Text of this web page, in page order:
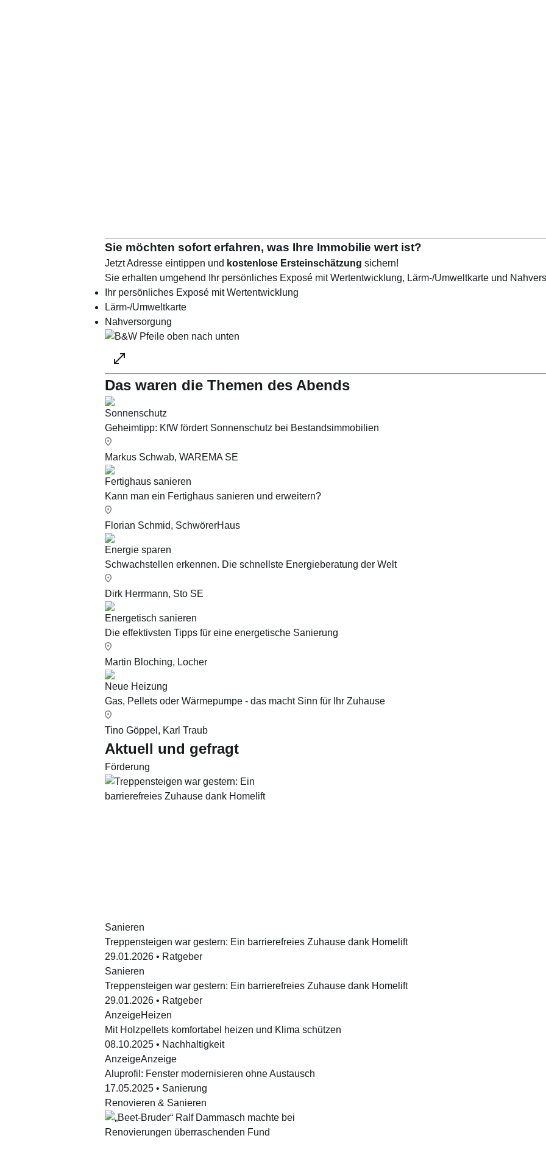
Sie möchten sofort erfahren, was Ihre Immobilie wert ist?
Jetzt Adresse eintippen und kostenlose Ersteinschätzung sichern!
Sie erhalten umgehend Ihr persönliches Exposé mit Wertentwicklung, Lärm-/Umweltkarte und
Ihr persönliches Exposé mit Wertentwicklung
Lärm-/Umweltkarte
Nahversorgung
Das waren die Themen des Abends
Sonnenschutz
Geheimtipp: KfW fördert Sonnenschutz bei Bestandsimmobilien
Markus Schwab, WAREMA SE
Fertighaus sanieren
Kann man ein Fertighaus sanieren und erweitern?
Florian Schmid, SchwörerHaus
Energie sparen
Schwachstellen erkennen. Die schnellste Energieberatung der Welt
Dirk Herrmann, Sto SE
Energetisch sanieren
Die effektivsten Tipps für eine energetische Sanierung
Martin Bloching, Locher
Neue Heizung
Gas, Pellets oder Wärmepumpe - das macht Sinn für Ihr Zuhause
Tino Göppel, Karl Traub
Aktuell und gefragt
Förderung
Sanieren
Treppensteigen war gestern: Ein barrierefreies Zuhause dank Homelift
29.01.2026 • Ratgeber
Sanieren
Treppensteigen war gestern: Ein barrierefreies Zuhause dank Homelift
29.01.2026 • Ratgeber
AnzeigeHeizen
Mit Holzpellets komfortabel heizen und Klima schützen
08.10.2025 • Nachhaltigkeit
AnzeigeAnzeige
Aluprofil: Fenster modernisieren ohne Austausch
17.05.2025 • Sanierung
Renovieren & Sanieren